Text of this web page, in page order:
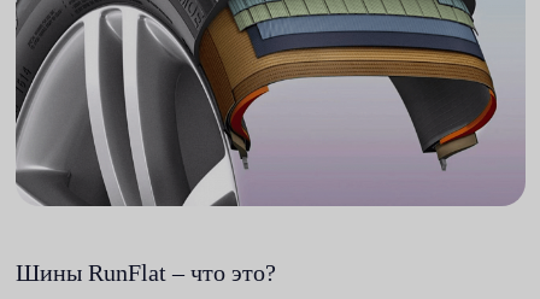
Шины RunFlat – что это?